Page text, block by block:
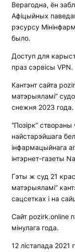
Верагодна, ён
Афіцыйных
рэсурсу
было.
Доступ для
праз сэрвісы VPN.
Кантэнт сайта
матэрыяламі”
снежня 2023 года.
“Позірк”
найстарэйшага
інфармацыйнага
інтэрнет-газеты
Гэты ж суд 21
матэрыяламі”
сацсетках і на
Сайт pozirk.online
мінулага года.
12 лістапада 2021